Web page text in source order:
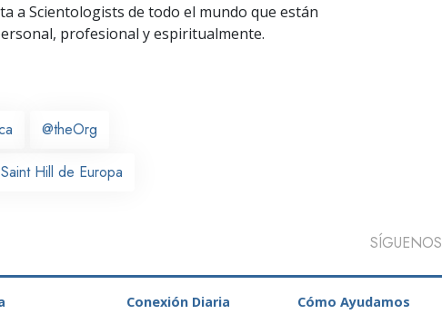
a Scientologists de todo el mundo que están
profesional y espiritualmente.
@theOrg
Hill de Europa
SÍGUENOS
Conexión Diaria Cómo Ayudamos